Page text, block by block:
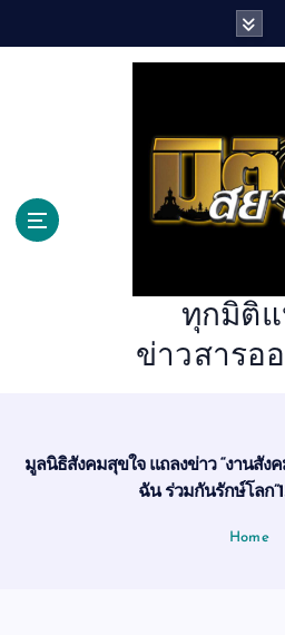
ทุกมิติแ
ข่าวสารอ
มูลนิธิสังคมสุขใจ แถลงข่าว “งานสังค
ฉัน ร่วมกันรักษ์โลก
Home